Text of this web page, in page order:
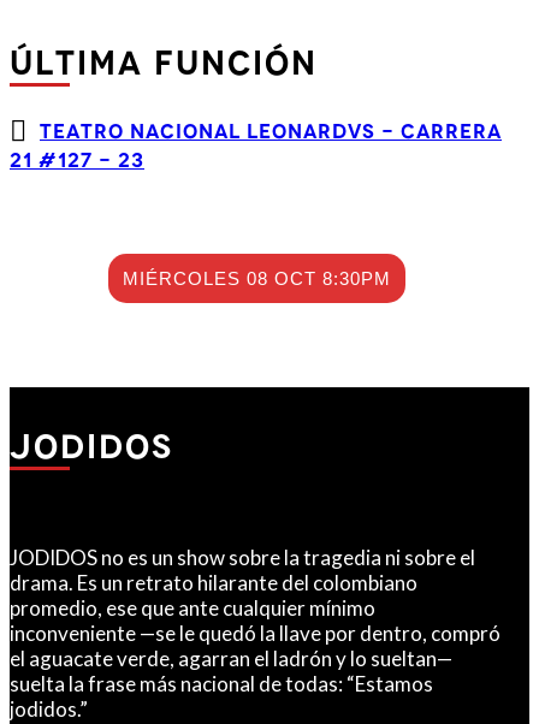
ÚLTIMA FUNCIÓN
TEATRO NACIONAL LEONARDVS - CARRERA
21 #127 - 23
MIÉRCOLES 08 OCT 8:30PM
JODIDOS
JODIDOS no es un show sobre la tragedia ni sobre el
drama. Es un retrato hilarante del colombiano
promedio, ese que ante cualquier mínimo
inconveniente —se le quedó la llave por dentro, compró
el aguacate verde, agarran el ladrón y lo sueltan—
suelta la frase más nacional de todas: “Estamos
jodidos.”